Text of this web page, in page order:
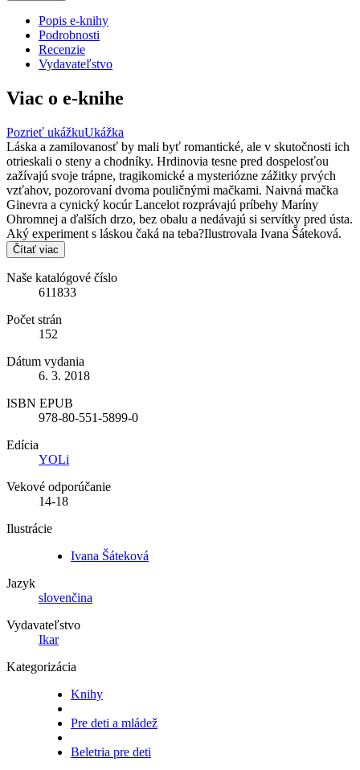
Popis e-knihy
Podrobnosti
Recenzie
Vydavateľstvo
Viac o e-knihe
Pozrieť ukážkuUkážka
Láska a zamilovanosť by mali byť romantické, ale v skutočnosti ich
otrieskali o steny a chodníky. Hrdinovia tesne pred dospelosťou
zažívajú svoje trápne, tragikomické a mysteriózne zážitky prvých
vzťahov, pozorovaní dvoma pouličnými mačkami. Naivná mačka
Ginevra a cynický kocúr Lancelot rozprávajú príbehy Maríny
Ohromnej a ďalších drzo, bez obalu a nedávajú si servítky pred ústa.
Aký experiment s láskou čaká na teba?Ilustrovala Ivana Šáteková.
Čítať viac
Naše katalógové číslo
611833
Počet strán
152
Dátum vydania
6. 3. 2018
ISBN EPUB
978-80-551-5899-0
Edícia
YOLi
Vekové odporúčanie
14-18
Ilustrácie
Ivana Šáteková
Jazyk
slovenčina
Vydavateľstvo
Ikar
Kategorizácia
Knihy
Pre deti a mládež
Beletria pre deti